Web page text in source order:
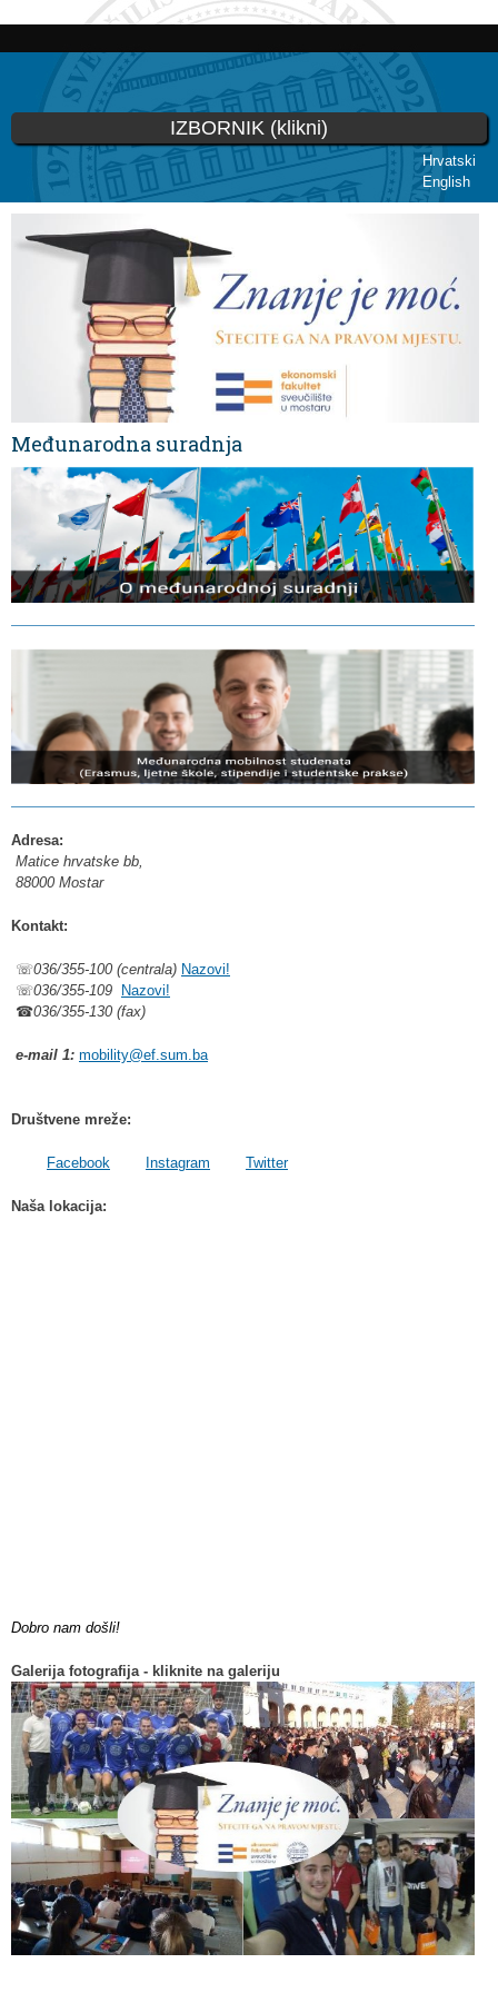
Skip to
content
Hrvatski
English
IZBORNIK (klikni)
You are here
Međunarodna suradnja
Adresa:
Matice hrvatske bb,
88000 Mostar
Kontakt:
☏036/355-100 (centrala) Nazovi!
☏036/355-109
Nazovi!
☎036/355-130 (fax)
e-mail 1: mobility@ef.sum.ba
Društvene mreže:
Facebook Instagram Twitter
Naša lokacija:
Dobro nam došli!
Galerija fotografija - kliknite na galeriju